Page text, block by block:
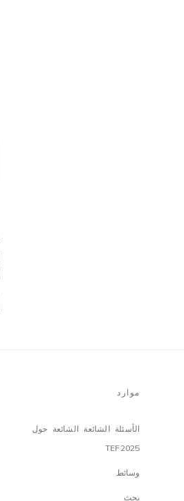
موارد
الأسئلة الشائعة الشائعة حول
TEF2025
وسائط
بحث